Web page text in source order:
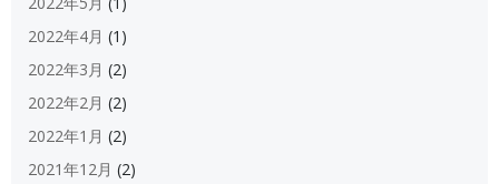
2022年4月 (1)
2022年3月 (2)
2022年2月 (2)
2022年1月 (2)
2021年12月 (2)